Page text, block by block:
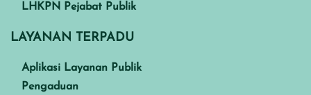
LHKPN Pejabat Publik
LAYANAN TERPADU
Aplikasi Layanan Publik
Pengaduan